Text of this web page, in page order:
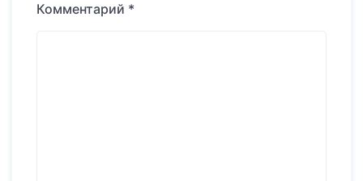
Комментарий *